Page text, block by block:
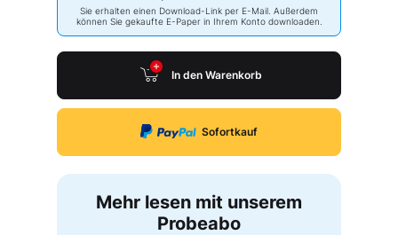
Sie erhalten einen Download-Link per E-Mail. Außerdem
können Sie gekaufte E-Paper in Ihrem Konto downloaden.
In den Warenkorb
Sofortkauf
Mehr lesen mit unserem
Probeabo